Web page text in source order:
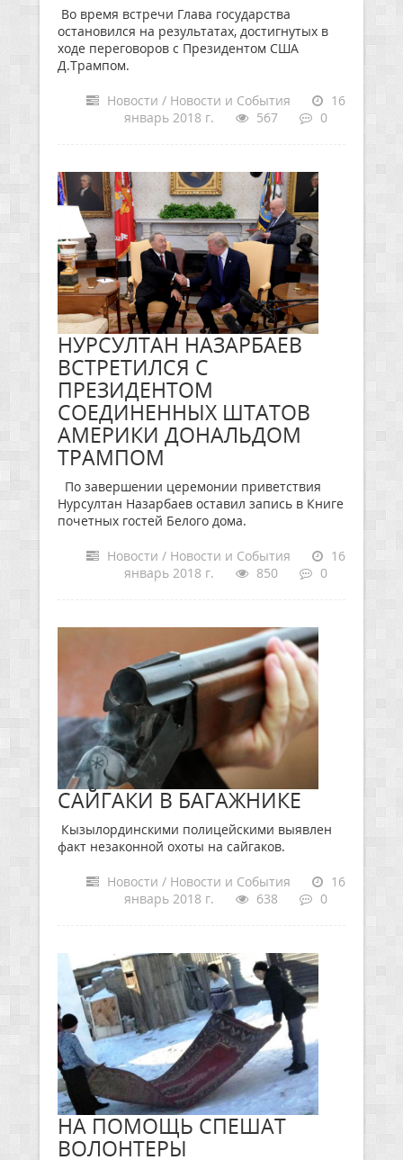
Во время встречи Глава государства
остановился на результатах, достигнутых в
ходе переговоров с Президентом США
Д.Трампом.
Новости / Новости и События
16
январь 2018 г.
567 0
НУРСУЛТАН НАЗАРБАЕВ
ВСТРЕТИЛСЯ С
ПРЕЗИДЕНТОМ
СОЕДИНЕННЫХ ШТАТОВ
АМЕРИКИ ДОНАЛЬДОМ
ТРАМПОМ
По завершении церемонии приветствия
Нурсултан Назарбаев оставил запись в Книге
почетных гостей Белого дома.
Новости / Новости и События
16
январь 2018 г.
850 0
САЙГАКИ В БАГАЖНИКЕ
Кызылординскими полицейскими выявлен
факт незаконной охоты на сайгаков.
Новости / Новости и События
16
январь 2018 г.
638 0
НА ПОМОЩЬ СПЕШАТ
ВОЛОНТЕРЫ